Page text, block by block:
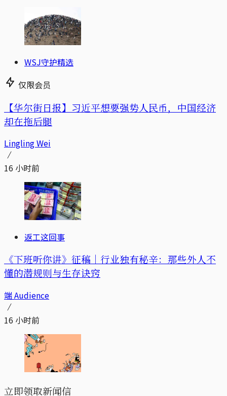
WSJ守护精选
仅限会员
【华尔街日报】习近平想要强势人民币，中国经济
却在拖后腿
Lingling Wei
16 小时前
返工这回事
《下班听你讲》征稿｜行业独有秘辛：那些外人不
懂的潜规则与生存诀窍
端 Audience
16 小时前
立即领取新闻信